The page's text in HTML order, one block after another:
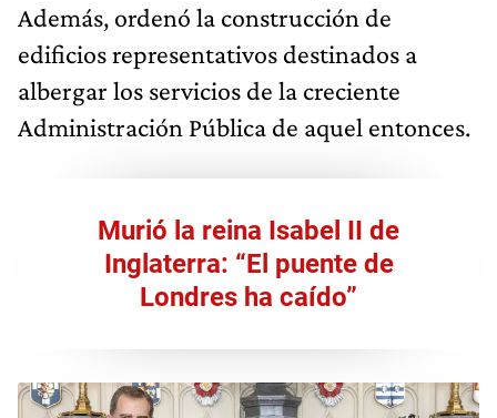
Además, ordenó la construcción de
edificios representativos destinados a
albergar los servicios de la creciente
Administración Pública de aquel entonces.
Murió la reina Isabel II de
Inglaterra: “El puente de
Londres ha caído”